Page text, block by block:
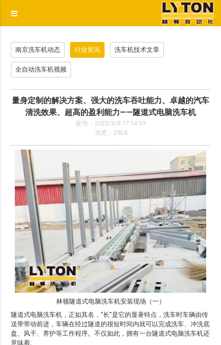
南京洗车机动态 行业资讯 洗车机技术文章
全自动洗车机视频
量身定制的解决方案、强大的洗车吞吐能力、卓越的汽车
清洗效果、超高的盈利能力——隧道式电脑洗车机
发布：2023/3/9 17:14:39
浏览：2924
林顿隧道式电脑洗车机安装现场（一）
隧道式电脑洗车机，正如其名，“长”是它的显著特点，洗车时车辆由传
送带带动前进，车辆在经过隧道的很短时间内就可以完成洗车、冲洗底
盘、风干、养护等工作程序。不仅如此，拥有一台隧道式电脑洗车机还
意味着: